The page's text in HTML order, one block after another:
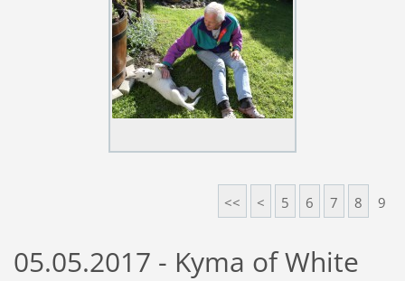
<< < 5 6 7 8 9
05.05.2017 - Kyma of White